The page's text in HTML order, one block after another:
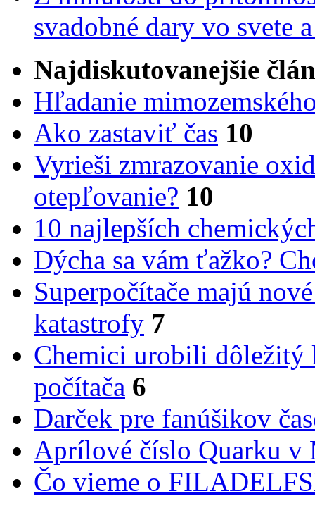
svadobné dary vo svete
Najdiskutovanejšie
Hľadanie
Ako zastaviť čas 10
Vyrieši zmrazovanie
otepľovanie? 10
10 najlepších
Dýcha sa vám ťažko?
Superpočítače majú
katastrofy 7
Chemici urobili dôležitý
počítača 6
Darček pre fanúšikov
Aprílové číslo Quarku v
Čo vieme o